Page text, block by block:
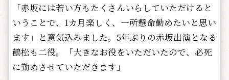
「赤坂には若い方もたくさんいらしていただけると
いうことで、1カ月楽しく、一所懸命勤めたいと思い
ます」と意気込みました。5年ぶりの赤坂出演となる
鶴松も二役。「大きなお役をいただいたので、必死
に勤めさせていただきます」